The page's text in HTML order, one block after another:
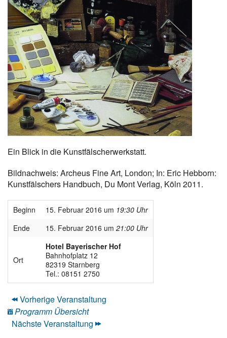
Ein Blick in die Kunstfälscherwerkstatt.
Bildnachweis: Archeus Fine Art, London; In: Eric Hebborn:
Kunstfälschers Handbuch, Du Mont Verlag, Köln 2011.
Beginn 15. Februar 2016 um 19:30 Uhr
Ende
15. Februar 2016 um 21:00 Uhr
Ort
Hotel Bayerischer Hof
Bahnhofplatz 12
82319 Starnberg
Tel.: 08151 2750
Vorherige Veranstaltung
Programm Übersicht
Nächste Veranstaltung